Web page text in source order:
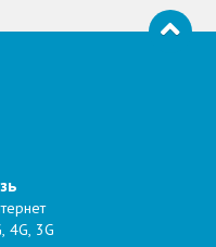
4G, 3G